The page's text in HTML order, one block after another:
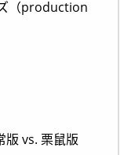
（production
版 vs. 栗鼠版